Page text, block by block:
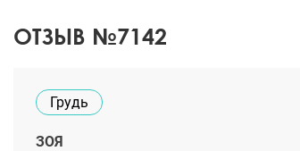
ОТЗЫВ №7142
Грудь
ЗОЯ